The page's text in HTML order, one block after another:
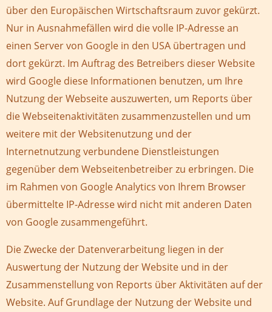
über den Europäischen Wirtschaftsraum zuvor gekürzt.
Nur in Ausnahmefällen wird die volle IP-Adresse an
einen Server von Google in den USA übertragen und
dort gekürzt. Im Auftrag des Betreibers dieser Website
wird Google diese Informationen benutzen, um Ihre
Nutzung der Webseite auszuwerten, um Reports über
die Webseitenaktivitäten zusammenzustellen und um
weitere mit der Websitenutzung und der
Internetnutzung verbundene Dienstleistungen
gegenüber dem Webseitenbetreiber zu erbringen. Die
im Rahmen von Google Analytics von Ihrem Browser
übermittelte IP-Adresse wird nicht mit anderen Daten
von Google zusammengeführt.
Die Zwecke der Datenverarbeitung liegen in der
Auswertung der Nutzung der Website und in der
Zusammenstellung von Reports über Aktivitäten auf der
Website. Auf Grundlage der Nutzung der Website und